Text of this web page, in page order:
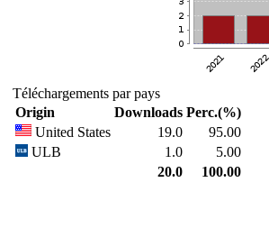
Téléchargements par pays
Origin
Downloads Perc.(%)
United States
19.0
95.00
ULB
1.0
5.00
20.0
100.00